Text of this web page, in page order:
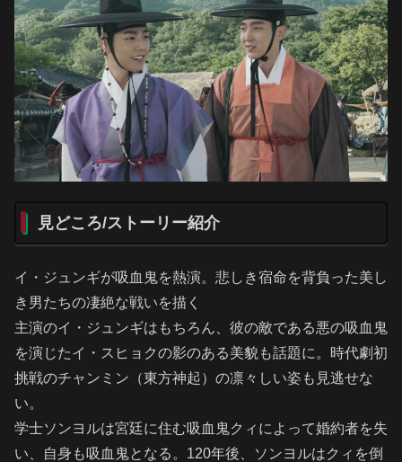
見どころ/ストーリー紹介
イ・ジュンギが吸血鬼を熱演。悲しき宿命を背負った美し
き男たちの凄絶な戦いを描く
主演のイ・ジュンギはもちろん、彼の敵である悪の吸血鬼
を演じたイ・スヒョクの影のある美貌も話題に。時代劇初
挑戦のチャンミン（東方神起）の凛々しい姿も見逃せな
い。
学士ソンヨルは宮廷に住む吸血鬼クィによって婚約者を失
い、自身も吸血鬼となる。120年後、ソンヨルはクィを倒